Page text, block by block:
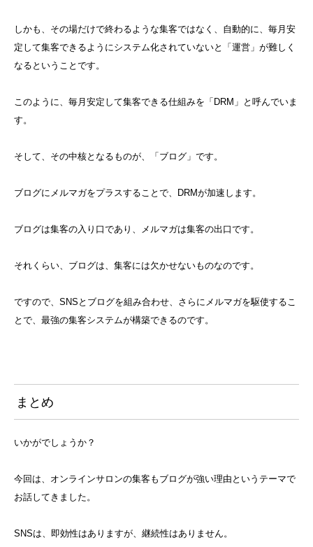
しかも、その場だけで終わるような集客ではなく、自動的に、毎月安
定して集客できるようにシステム化されていないと「運営」が難しく
なるということです。
このように、毎月安定して集客できる仕組みを「DRM」と呼んでいま
す。
そして、その中核となるものが、「ブログ」です。
ブログにメルマガをプラスすることで、DRMが加速します。
ブログは集客の入り口であり、メルマガは集客の出口です。
それくらい、ブログは、集客には欠かせないものなのです。
ですので、SNSとブログを組み合わせ、さらにメルマガを駆使するこ
とで、最強の集客システムが構築できるのです。
まとめ
いかがでしょうか？
今回は、オンラインサロンの集客もブログが強い理由というテーマで
お話してきました。
SNSは、即効性はありますが、継続性はありません。